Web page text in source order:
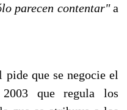
parecen contentar"a
que se negocie el
que regula los